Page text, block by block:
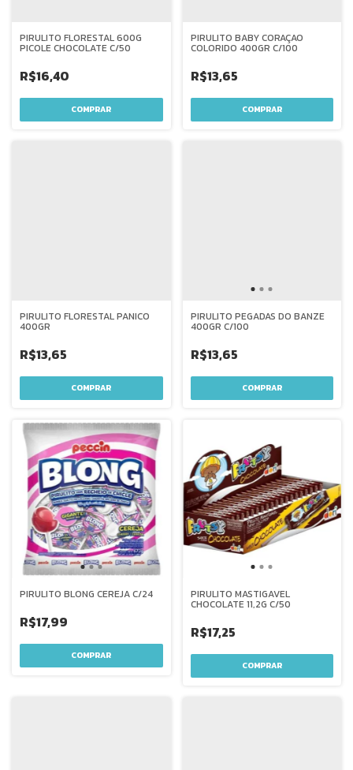
PIRULITO FLORESTAL 600G
PICOLE CHOCOLATE C/50
R$16,40
PIRULITO BABY CORAÇAO
COLORIDO 400GR C/100
R$13,65
PIRULITO FLORESTAL PANICO
400GR
R$13,65
PIRULITO PEGADAS DO BANZE
400GR C/100
R$13,65
PIRULITO BLONG CEREJA C/24
R$17,99
PIRULITO MASTIGAVEL
CHOCOLATE 11,2G C/50
R$17,25